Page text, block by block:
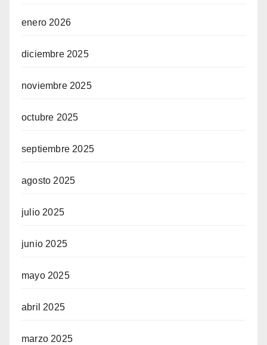
enero 2026
diciembre 2025
noviembre 2025
octubre 2025
septiembre 2025
agosto 2025
julio 2025
junio 2025
mayo 2025
abril 2025
marzo 2025